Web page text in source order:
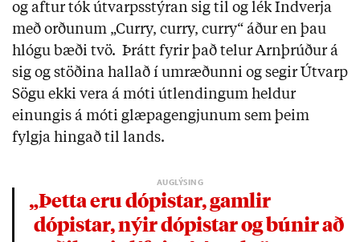
og aftur tók útvarpsstýran sig til og lék Indverja
með orðunum „Curry, curry, curry“ áður en þau
hlógu bæði tvö. Þrátt fyrir það telur Arnþrúður á
sig og stöðina hallað í umræðunni og segir Útvarp
Sögu ekki vera á móti útlendingum heldur
einungis á móti glæpagengjunum sem þeim
fylgja hingað til lands.
„Þetta eru dópistar, gamlir
dópistar, nýir dópistar og búnir að